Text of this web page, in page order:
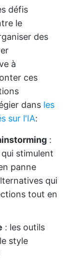
défis
le
des
à
ces
dans les
sur l'IA:
:
stimulent
panne
qui
tout en
: les outils
style